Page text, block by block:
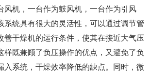
风机，一台作为鼓风机，一台作为引风
系统具有很大的灵活性，可以通过调节管
善干燥机的运行条件，使其在接近大气压
样既兼顾了负压操作的优点，又避免了负
入系统，干燥效率降低的缺点。同时，微